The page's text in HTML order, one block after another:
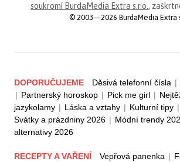
soukromí BurdaMedia Extra s.r.o.,
© 2003—2026 BurdaMedia Extra
DOPORUČUJEME Děsivá telefonní čísla |
| Partnerský horoskop | Pick me girl |
jazykolamy | Láska a vztahy | Kulturní tipy |
Svátky a prázdniny 2026 | Módní trendy
alternativy 2026
RECEPTY A VAŘENÍ Vepřová panenka |